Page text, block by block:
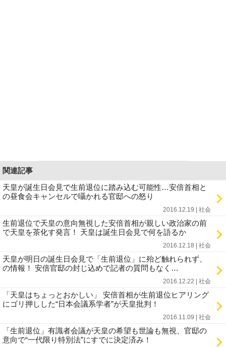
関連記事
天皇が誕生日会見で生前退位に踏み込む可能性…安倍首相と
の昼食会キャンセルで囁かれる官邸への怒り
2016.12.19 | 社会
生前退位で天皇の意向無視した安倍首相が親しい政治家の前
で天皇を茶化す発言！ 天皇は誕生日会見で何を語るか
2016.12.18 | 社会
天皇が明日の誕生日会見で「生前退位」に殆ど触れられず、
の情報！ 安倍官邸の封じ込めで記者の質問もなく…
2016.12.22 | 社会
「天皇はちょっとおかしい」 安倍首相が生前退位ヒアリング
にゴリ押しした“日本会議系学者”が天皇批判！
2016.11.09 | 社会
「生前退位」有識者会議が天皇の希望も世論も無視、官邸の
意向で“一代限り特別法”にすでに決定済み！